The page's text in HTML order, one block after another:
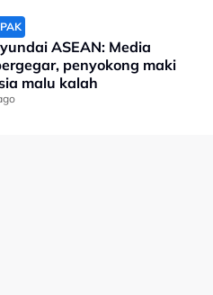
ASEAN: Media
penyokong maki
malu kalah